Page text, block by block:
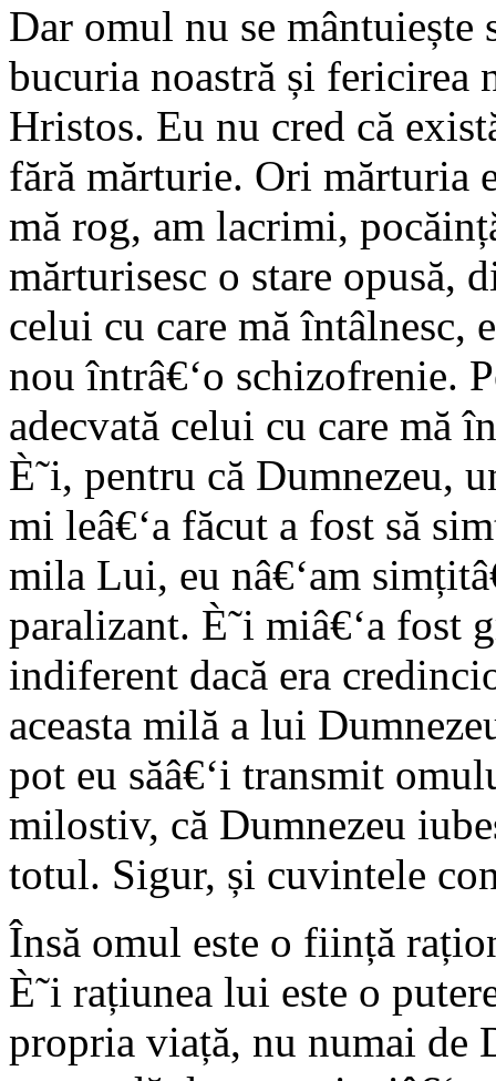
Dar omul nu se mântuiește
bucuria noastră și fericirea
Hristos. Eu nu cred că
fără mărturie. Ori mărturia
mă rog, am lacrimi,
mărturisesc o stare opusă,
celui cu care mă întâlnesc,
nou întrâ€‘o schizofrenie.
adecvată celui cu care mă
È˜i, pentru că Dumnezeu,
mi leâ€‘a făcut a fost să
mila Lui, eu nâ€‘am
paralizant. È˜i miâ€‘a fost
indiferent dacă era
aceasta milă a lui
pot eu săâ€‘i transmit
milostiv, că Dumnezeu
totul. Sigur, și cuvintele
Însă omul este o ființă
È˜i rațiunea lui este o
propria viață, nu numai de